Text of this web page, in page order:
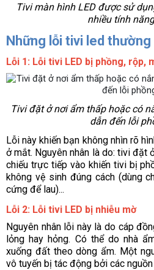
Tivi màn hình LED được sử
nhiều tính
Những lỗi tivi led thường
Lỗi 1: Lỗi tivi LED bị phồng, rộp,
Tivi đặt ở nơi ẩm thấp hoặc có
dẫn đến lỗi
Lỗi này khiến bạn không nhìn rõ
ở mắt. Nguyên nhân là do: tivi đặt
chiếu trực tiếp vào khiến tivi bị
không vệ sinh đúng cách (dùng
cứng để lau)...
Lỗi 2: Lỗi tivi LED bị nhiễu mờ
Nguyên nhân lỗi này là do cáp
lỏng hay hỏng. Có thể do nhà
xuống đất theo dòng ẩm. Một
vô tuyến bị tác động bởi các